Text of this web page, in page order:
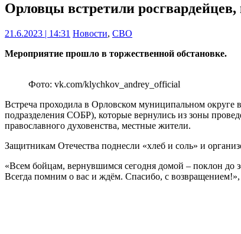
Орловцы встретили
21.6.2023 | 14:31 Новости, СВО
Мероприятие прошло в торжественной обстановке.
Фото: vk.com/klychkov_andrey_official
Встреча проходила в Орловском муниципальном округе
подразделения СОБР), которые вернулись из зоны
православного духовенства, местные жители.
Защитникам Отечества поднесли «хлеб и соль» и
«Всем бойцам, вернувшимся сегодня домой – поклон до
Всегда помним о вас и ждём. Спасибо, с